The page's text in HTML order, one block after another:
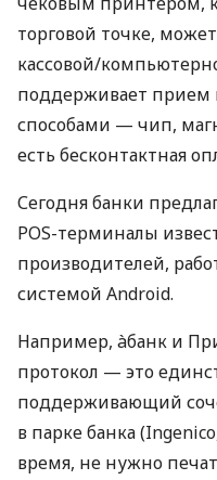
торговой точке,
кассовой/
поддерживает прием
способами — чип,
есть бесконтактная
Сегодня банки
POS-терминалы
производителей,
системой Android.
Например, àбанк и
протокол — это
поддерживающий
в парке банка
время, не нужно